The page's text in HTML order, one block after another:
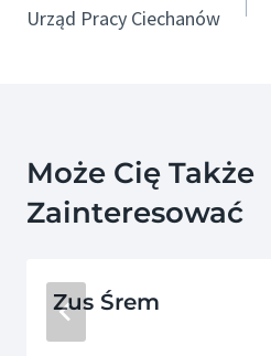
Wpisu
Urząd Pracy Ciechanów
Może Cię Także
Zainteresować
Zus Śrem